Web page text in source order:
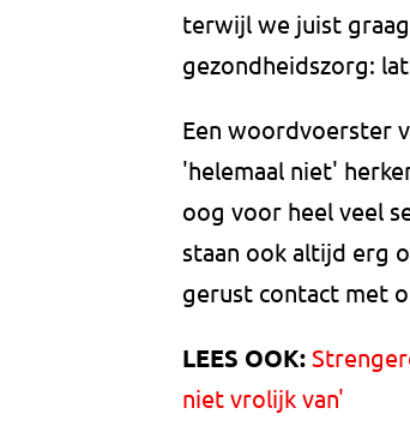
terwijl we juist
gezondheidszorg:
Een woordvoerster
'helemaal niet'
oog voor heel veel
staan ook altijd erg
gerust contact met
LEES OOK:
niet vrolijk van'